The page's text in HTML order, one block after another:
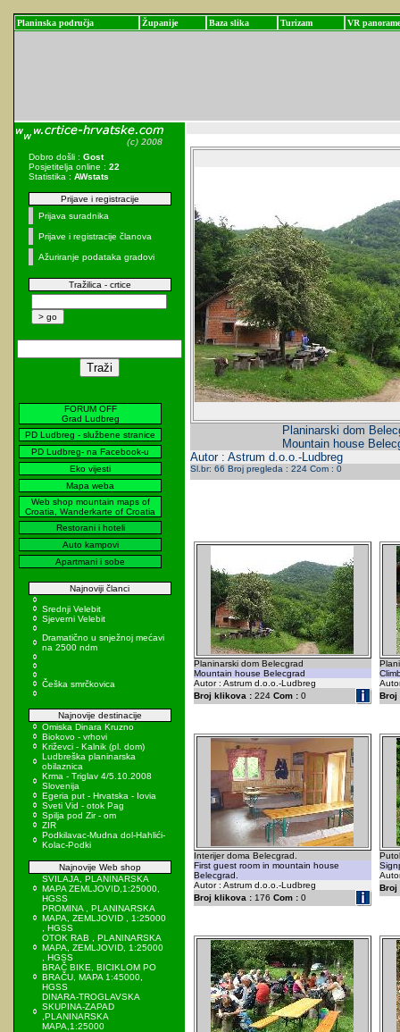
Planinska područja Županije Baza slika Turizam VR panorame
Dobro došli : Gost
Posjetitelja online : 22
Statistika : AWstats
Prijave i registracije
Prijava suradnika
Prijave i registracije članova
Ažuriranje podataka gradovi
Tražilica - crtice
FORUM OFF
Grad Ludbreg
PD Ludbreg - službene stranice
PD Ludbreg- na Facebook-u
Eko vijesti
Mapa weba
Web shop mountain maps of
Croatia, Wanderkarte of Croatia
Restorani i hoteli
Auto kampovi
Apartmani i sobe
Najnoviji članci
Srednji Velebit
Sjeverni Velebit
Dramatično u snježnoj mećavi
na 2500 ndm
Češka smrčkovica
Najnovije destinacije
Omiska Dinara Kruzno
Biokovo - vrhovi
Križevci - Kalnik (pl. dom)
Ludbreška planinarska
obilaznica
Krma - Triglav 4/5.10.2008
Slovenija
Egeria put - Hrvatska - Iovia
Sveti Vid - otok Pag
Spilja pod Zir - om
ZIR
Podkilavac-Mudna dol-Hahlići-
Kolac-Podki
Najnovije Web shop
SVILAJA, PLANINARSKA
MAPA ZEMLJOVID,1:25000,
HGSS
PROMINA , PLANINARSKA
MAPA, ZEMLJOVID , 1:25000
, HGSS
OTOK RAB , PLANINARSKA
MAPA, ZEMLJOVID, 1:25000
, HGSS
BRAČ BIKE, BICIKLOM PO
BRAČU, MAPA 1:45000,
HGSS
DINARA-TROGLAVSKA
SKUPINA-ZAPAD
,PLANINARSKA
MAPA,1:25000
Planinarski dom
Mountain house
Autor : Astrum d.o.o.-Ludbreg
Sl.br: 66 Broj pregleda : 224 Com : 0
Planinarski dom Belecgrad
Mountain house Belecgrad
Autor : Astrum d.o.o.-Ludbreg
Broj klikova :224 Com :0
Broj
Interijer doma Belecgrad.
First guest room in mountain house
Belecgrad.
Autor : Astrum d.o.o.-Ludbreg
Broj klikova :176 Com :0
Broj